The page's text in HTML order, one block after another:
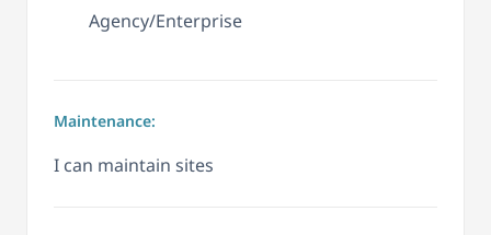
Agency/Enterprise
Maintenance:
I can maintain sites